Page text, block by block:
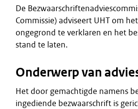
De
Commissie) adviseert UHT om
ongegrond te verklaren en het
stand te laten.
Onderwerp van
Het door gemachtigde namens
ingediende bezwaarschrift is